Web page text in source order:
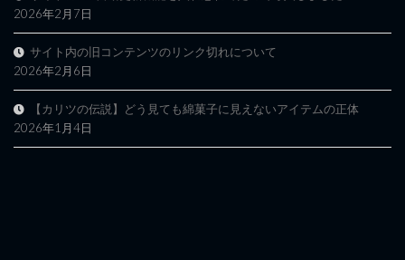
2026年2月7日
サイト内の旧コンテンツのリンク切れについて
2026年2月6日
【カリツの伝説】どう見ても綿菓子に見えないアイテムの正体
2026年1月4日